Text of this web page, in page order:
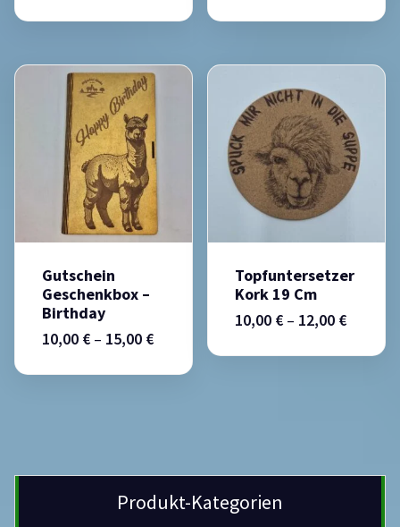
Gutschein
Geschenkbox –
Birthday
10,00 € – 15,00 €
Topfuntersetzer
Kork 19 Cm
10,00 € – 12,00 €
Produkt-Kategorien